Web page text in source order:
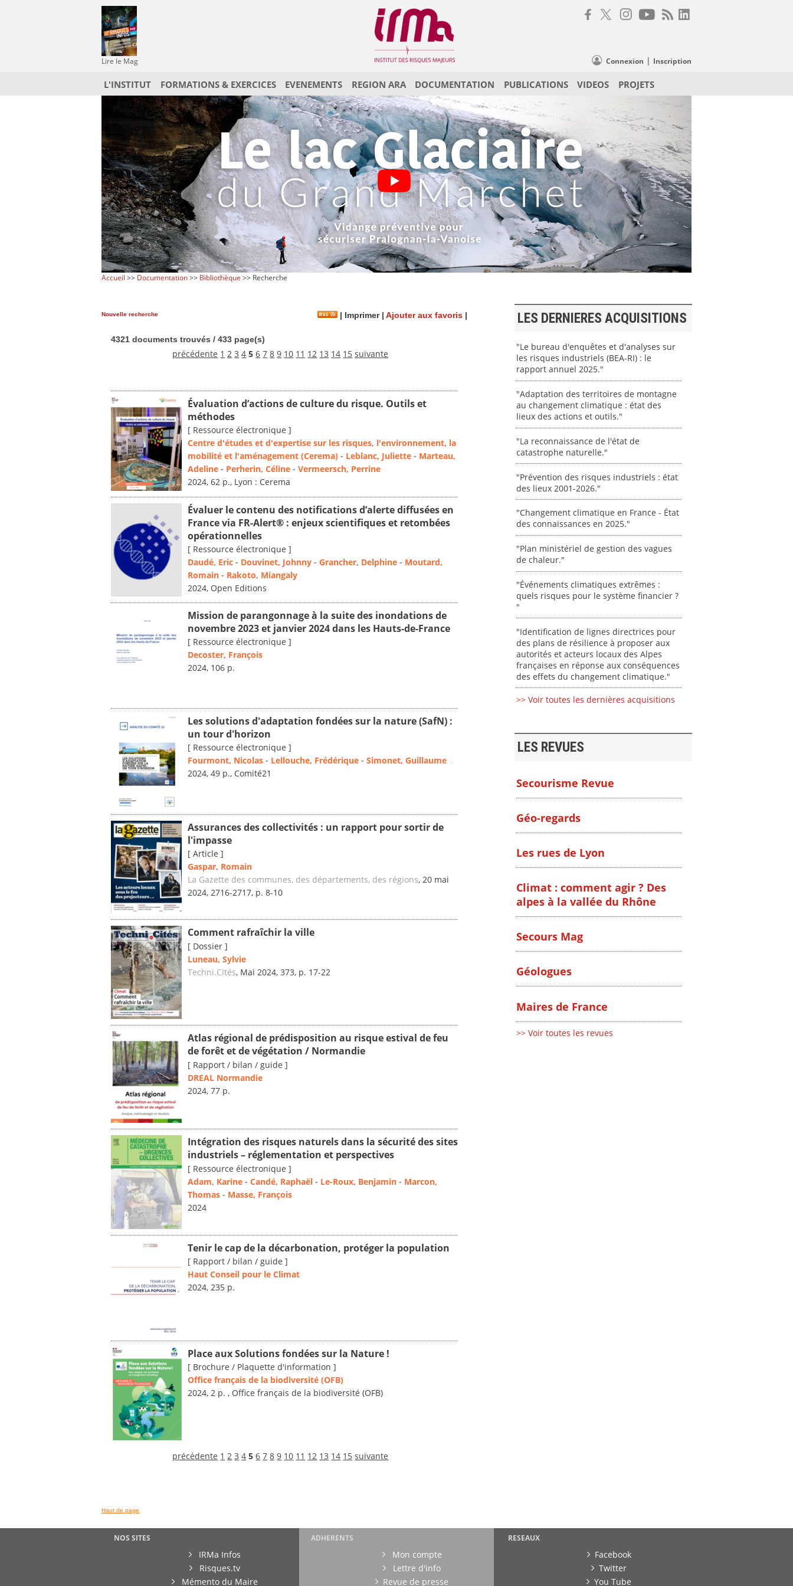
Lire le Mag Connexion | Inscription
L'INSTITUT FORMATIONS & EXERCICES EVENEMENTS REGION ARA DOCUMENTATION PUBLICATIONS VIDEOS PROJETS
Accueil >> Documentation>> Bibliothèque >> Recherche
Nouvelle recherche | Imprimer| Ajouter aux favoris |
4321 documents trouvés / 433 page(s)
précédente 1 2 3 4 5 6 7 8 9 10 11 12 13 14 15 suivante
Évaluation d’actions de culture du risque. Outils et
méthodes
[ Ressource électronique ]
Centre d'études et d'expertise sur les risques, l'environnement, la
mobilité et l'aménagement (Cerema) - Leblanc, Juliette - Marteau,
Adeline - Perherin, Céline - Vermeersch, Perrine
2024, 62 p., Lyon : Cerema
Évaluer le contenu des notifications d’alerte diffusées en
France via FR-Alert® : enjeux scientifiques et retombées
opérationnelles
[ Ressource électronique ]
Daudé, Eric - Douvinet, Johnny - Grancher, Delphine - Moutard,
Romain - Rakoto, Miangaly
2024, Open Editions
Mission de parangonnage à la suite des inondations de
novembre 2023 et janvier 2024 dans les Hauts-de-France
[ Ressource électronique ]
Decoster, François
2024, 106 p.
Les solutions d'adaptation fondées sur la nature (SafN) :
un tour d'horizon
[ Ressource électronique ]
Fourmont, Nicolas - Lellouche, Frédérique - Simonet, Guillaume
2024, 49 p., Comité21
Assurances des collectivités : un rapport pour sortir de
l'impasse
[ Article ]
Gaspar, Romain
La Gazette des communes, des départements, des régions, 20 mai
2024, 2716-2717, p. 8-10
Comment rafraîchir la ville
[ Dossier ]
Luneau, Sylvie
Techni.Cités, Mai 2024, 373, p. 17-22
Atlas régional de prédisposition au risque estival de feu
de forêt et de végétation / Normandie
[ Rapport / bilan / guide ]
DREAL Normandie
2024, 77 p.
Intégration des risques naturels dans la sécurité des sites
industriels – réglementation et perspectives
[ Ressource électronique ]
Adam, Karine - Candé, Raphaël - Le-Roux, Benjamin - Marcon,
Thomas - Masse, François
2024
Tenir le cap de la décarbonation, protéger la population
[ Rapport / bilan / guide ]
Haut Conseil pour le Climat
2024, 235 p.
Place aux Solutions fondées sur la Nature !
[ Brochure / Plaquette d'information ]
Office français de la biodiversité (OFB)
2024, 2 p. , Office français de la biodiversité (OFB)
précédente 1 2 3 4 5 6 7 8 9 10 11 12 13 14 15 suivante
LES DERNIERES ACQUISITIONS
"Le bureau d'enquêtes et d'analyses sur
les risques industriels (BEA-RI) : le
rapport annuel 2025."
"Adaptation des territoires de montagne
au changement climatique : état des
lieux des actions et outils."
"La reconnaissance de l'état de
catastrophe naturelle."
"Prévention des risques industriels : état
des lieux 2001-2026."
"Changement climatique en France - État
des connaissances en 2025."
"Plan ministériel de gestion des vagues
de chaleur."
"Événements climatiques extrêmes :
quels risques pour le système financier ?
"
"Identification de lignes directrices pour
des plans de résilience à proposer aux
autorités et acteurs locaux des Alpes
françaises en réponse aux conséquences
des effets du changement climatique."
>> Voir toutes les dernières acquisitions
LES REVUES
Secourisme Revue
Géo-regards
Les rues de Lyon
Climat : comment agir ? Des
alpes à la vallée du Rhône
Secours Mag
Géologues
Maires de France
>> Voir toutes les revues
Haut de page
NOS SITES
IRMa Infos
Risques.tv
Mémento du Maire
ADHERENTS
Mon compte
Lettre d'info
Revue de presse
RESEAUX
Facebook
Twitter
You Tube